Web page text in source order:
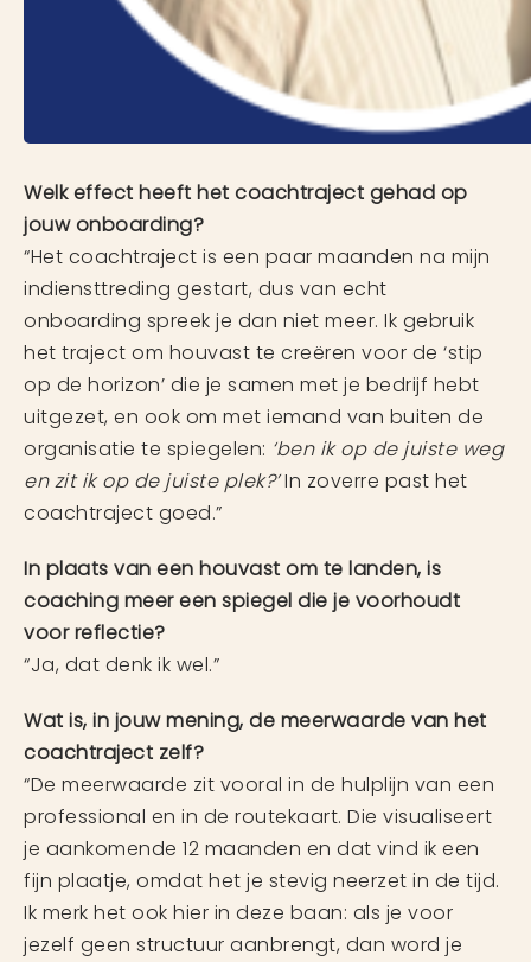
Welk effect heeft het coachtraject gehad op
jouw onboarding?
“Het coachtraject is een paar maanden na mijn
indiensttreding gestart, dus van echt
onboarding spreek je dan niet meer. Ik gebruik
het traject om houvast te creëren voor de ‘stip
op de horizon’ die je samen met je bedrijf hebt
uitgezet, en ook om met iemand van buiten de
organisatie te spiegelen: ‘ben ik op de juiste weg
en zit ik op de juiste plek?’In zoverre past het
coachtraject goed.”
In plaats van een houvast om te landen, is
coaching meer een spiegel die je voorhoudt
voor reflectie?
“Ja, dat denk ik wel.”
Wat is, in jouw mening, de meerwaarde van het
coachtraject zelf?
“De meerwaarde zit vooral in de hulplijn van een
professional en in de routekaart. Die visualiseert
je aankomende 12 maanden en dat vind ik een
fijn plaatje, omdat het je stevig neerzet in de tijd.
Ik merk het ook hier in deze baan: als je voor
jezelf geen structuur aanbrengt, dan word je